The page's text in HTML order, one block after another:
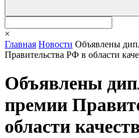
×
Главная Новости Объявлены
Правительства РФ в области
Объявлены
премии
области